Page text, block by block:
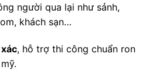
người qua lại như sảnh,
khách sạn…
, hỗ trợ thi công chuẩn ron